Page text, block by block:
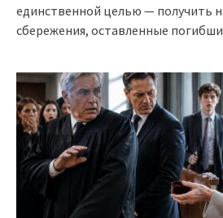
единственной целью — получить
сбережения, оставленные